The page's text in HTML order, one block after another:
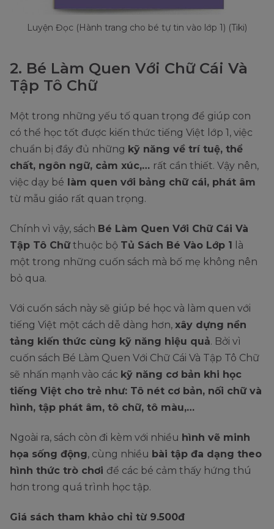
Luyện Đọc (Hành trang cho bé tự tin vào lớp 1) (Tiki)
2. Bé Làm Quen Với Chữ Cái Và
Tập Tô Chữ
Một trong những yếu tố quan trọng để giúp con
có thể học tốt được kiến thức tiếng Việt lớp 1, việc
chuẩn bị đầy đủ những kỹ năng về trí tuệ, thể
chất, ngôn ngữ, cảm xúc,… rất cần thiết. Vậy nên,
việc dạy bé làm quen với bảng chữ cái, phát âm
từ mẫu giáo rất quan trọng.
Chính vì vậy, sách Bé Làm Quen Với Chữ Cái Và
Tập Tô Chữ thuộc bộ Tủ Sách Bé Vào Lớp 1 là
một trong những cuốn sách mà bố mẹ không nên
bỏ qua.
Với cuốn sách này sẽ giúp bé học và làm quen với
tiếng Việt một cách dễ dàng hơn, xây dựng nền
tảng kiến thức cùng kỹ năng hiệu quả. Bởi vì
cuốn sách Bé Làm Quen Với Chữ Cái Và Tập Tô Chữ
sẽ nhấn mạnh vào các kỹ năng cơ bản khi học
tiếng Việt cho trẻ như: Tô nét cơ bản, nối chữ và
hình, tập phát âm, tô chữ, tô màu,…
Ngoài ra, sách còn đi kèm với nhiều hình vẽ minh
họa sống động, cùng nhiều bài tập đa dạng theo
hình thức trò chơi để các bé cảm thấy hứng thú
hơn trong quá trình học tập.
Giá sách tham khảo chỉ từ 9.500đ